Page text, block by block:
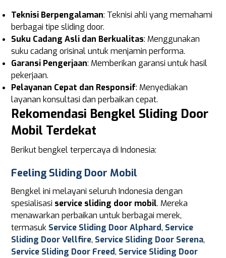
Teknisi Berpengalaman: Teknisi ahli yang memahami
berbagai tipe sliding door.
Suku Cadang Asli dan Berkualitas: Menggunakan
suku cadang orisinal untuk menjamin performa.
Garansi Pengerjaan: Memberikan garansi untuk hasil
pekerjaan.
Pelayanan Cepat dan Responsif: Menyediakan
layanan konsultasi dan perbaikan cepat.
Rekomendasi Bengkel Sliding Door
Mobil Terdekat
Berikut bengkel terpercaya di Indonesia:
Feeling Sliding Door Mobil
Bengkel ini melayani seluruh Indonesia dengan
spesialisasi service sliding door mobil. Mereka
menawarkan perbaikan untuk berbagai merek,
termasuk Service Sliding Door Alphard, Service
Sliding Door Vellfire, Service Sliding Door Serena,
Service Sliding Door Freed, Service Sliding Door